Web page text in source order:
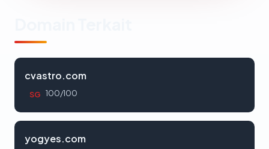
cvastro.com
SG 100/100
yogyes.com